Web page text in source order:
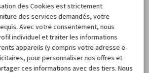
voiture de location Rent
Portugal low cost
Lisbonne, on peut trouver dès sa
des Cookies est strictement
des services demandés, votre
Avec votre consentement, nous
individuel et traiter les informations
appareils (y compris votre adresse e-
pour personnaliser nos offres et
ces informations avec des tiers. Nous